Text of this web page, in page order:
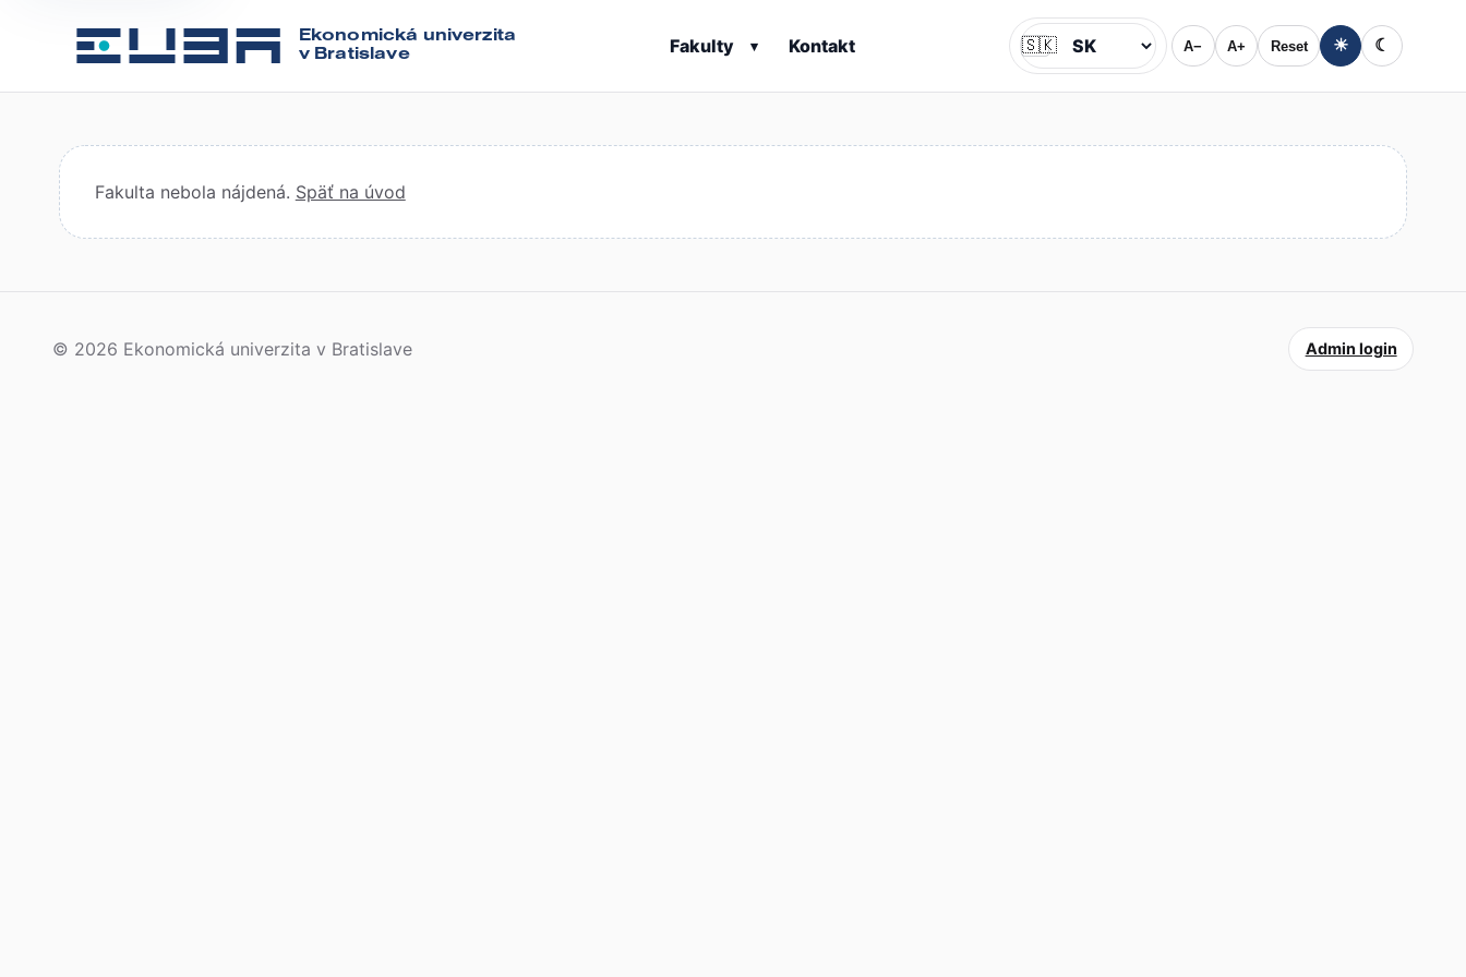
Ekonomická univerzita
v Bratislave
Fakulty ▾ Kontakt Jazyk
🇸🇰 A− A+ Reset ☀ ☾
Fakulta nebola nájdená. Späť na úvod
© 2026 Ekonomická univerzita v Bratislave Admin login